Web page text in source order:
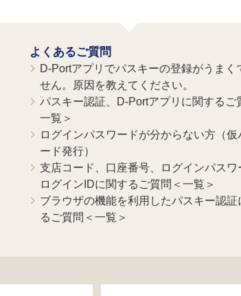
よくあるご質問
D-Portアプリでパスキーの登録がうまく
せん。原因を教えてください。
パスキー認証、D-Portアプリに関するご
一覧＞
ログインパスワードが分からない方（仮
ード発行）
支店コード、口座番号、ログインパスワ
ログインIDに関するご質問＜一覧＞
ブラウザの機能を利用したパスキー認証
るご質問＜一覧＞